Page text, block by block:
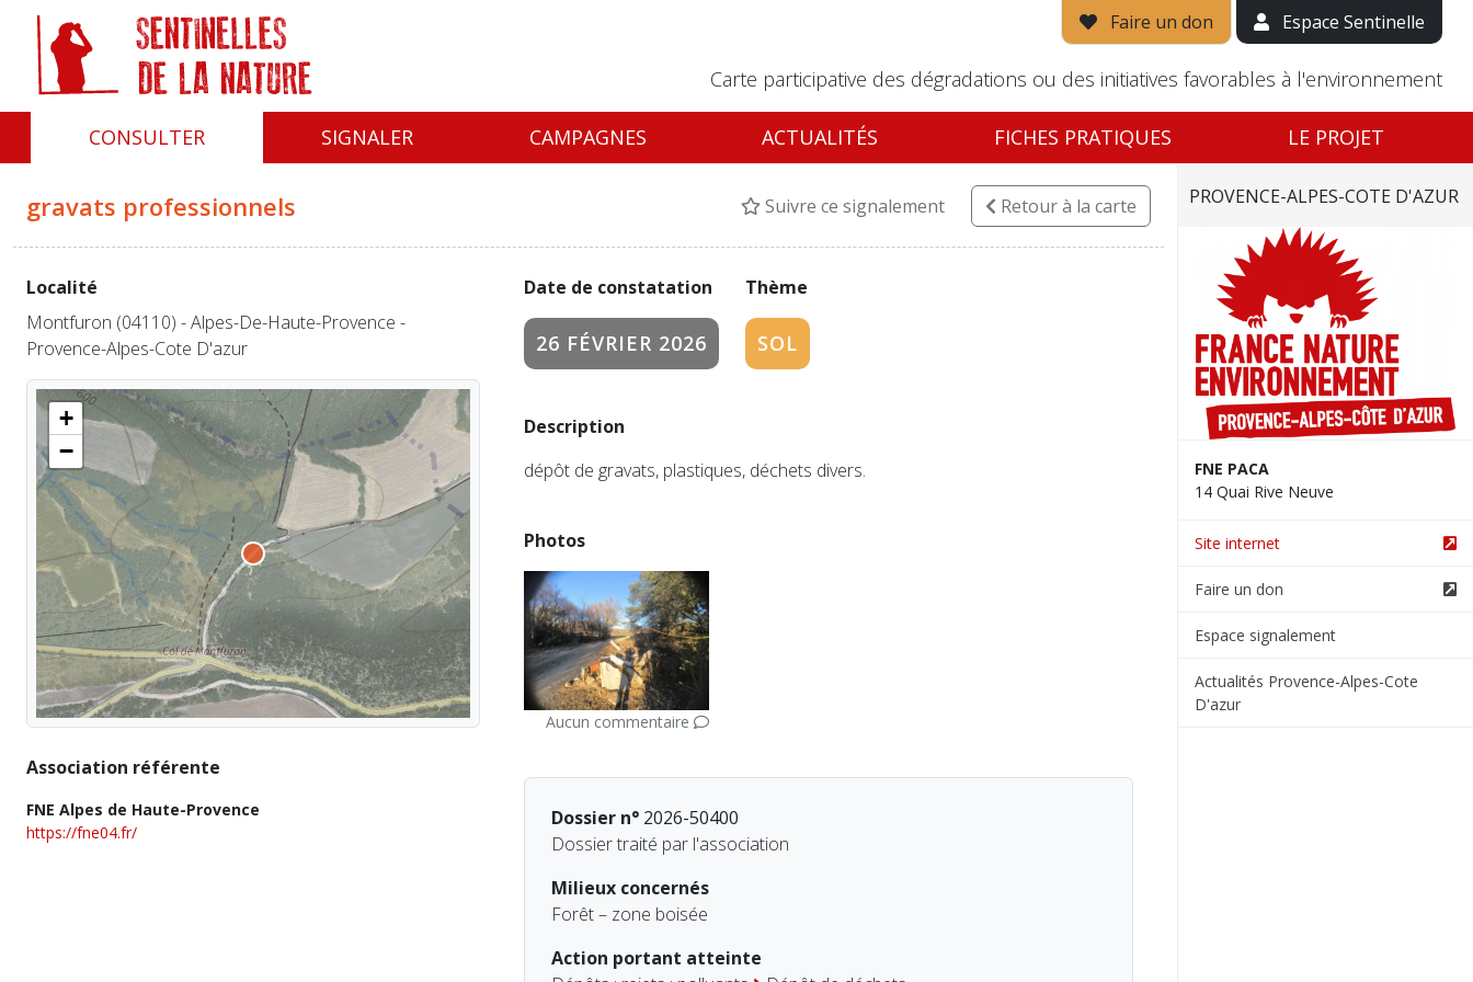
Faire un don Espace Sentinelle
Carte participative des dégradations ou des initiatives favorables à l'environnement
CONSULTER SIGNALER CAMPAGNES ACTUALITÉS FICHES PRATIQUES LE PROJET
gravats professionnels Suivre ce signalement Retourà la carte
Date de constatation
26 FÉVRIER 2026
Thème
SOL
Description
dépôt de gravats, plastiques, déchets divers.
Photos
Aucun commentaire
Dossier n°2026-50400
Dossier traité par l'association
Milieux concernés
Forêt – zone boisée
Action portant atteinte
Localité
Montfuron (04110) - Alpes-De-Haute-Provence -
Provence-Alpes-Cote D'azur
+
−
Association référente
FNE Alpes de Haute-Provence
https://fne04.fr/
PROVENCE-ALPES-COTE D'AZUR
FNE PACA
14 Quai Rive Neuve
Site internet
Faire un don
Espace signalement
Actualités Provence-Alpes-Cote
D'azur
Panneau de gestion des cookies